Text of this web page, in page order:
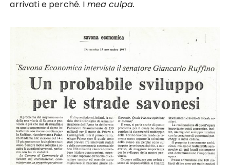
arrivati e perché. I mea culpa.